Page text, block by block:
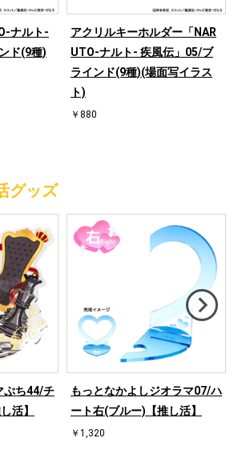
ナルト-
ド(9種)
アクリルキーホルダー「NAR
UTO-ナルト- 疾風伝」05/ブ
ラインド(9種)(場面写イラス
ト)
￥880
グッズ
ぷち44/チ
活】
もっとなかよしジオラマ07/ハ
ート右(ブルー)【推し活】
￥1,320